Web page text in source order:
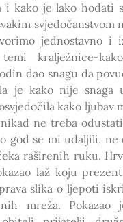
i kako je lako hodati
svjedočanstvom
jednostavno i
temi kralježnice-
dao snagu da
je kako nije snaga
kako ljubav
ne treba
god se mi udaljili, ne
raširenih ruku.
laž koju
slika o ljepoti
mreža.